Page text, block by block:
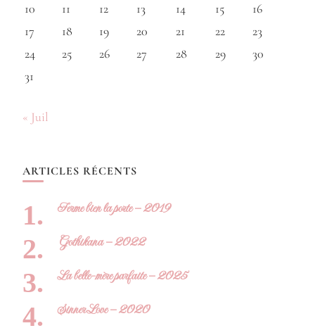
10
11 12 13 14 15
16
17
18 19 20 21 22
23
24
25 26 27 28 29
30
31
« Juil
ARTICLES RÉCENTS
Ferme bien la porte – 2019
Gothikana – 2022
La belle-mère parfaite – 2025
Sinner Love – 2020